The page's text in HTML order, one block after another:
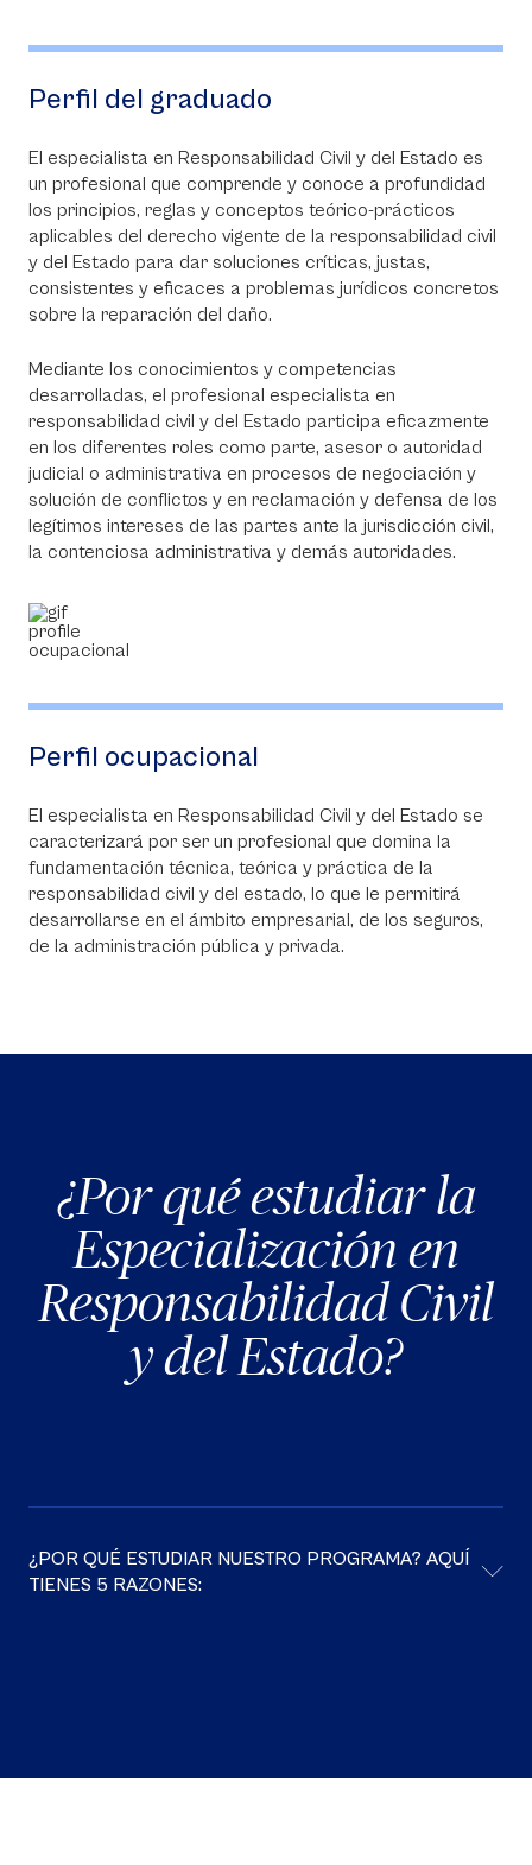
Perfil del graduado
El especialista en Responsabilidad Civil y del Estado es
un profesional que comprende y conoce a profundidad
los principios, reglas y conceptos teórico-prácticos
aplicables del derecho vigente de la responsabilidad civil
y del Estado para dar soluciones críticas, justas,
consistentes y eficaces a problemas jurídicos concretos
sobre la reparación del daño.
Mediante los conocimientos y competencias
desarrolladas, el profesional especialista en
responsabilidad civil y del Estado participa eficazmente
en los diferentes roles como parte, asesor o autoridad
judicial o administrativa en procesos de negociación y
solución de conflictos y en reclamación y defensa de los
legítimos intereses de las partes ante la jurisdicción civil,
la contenciosa administrativa y demás autoridades.
Perfil ocupacional
El especialista en Responsabilidad Civil y del Estado se
caracterizará por ser un profesional que domina la
fundamentación técnica, teórica y práctica de la
responsabilidad civil y del estado, lo que le permitirá
desarrollarse en el ámbito empresarial, de los seguros,
de la administración pública y privada.
¿Por qué estudiar la
Especialización en
Responsabilidad Civil
y del Estado?
¿POR QUÉ ESTUDIAR NUESTRO PROGRAMA? AQUÍ
TIENES 5 RAZONES: